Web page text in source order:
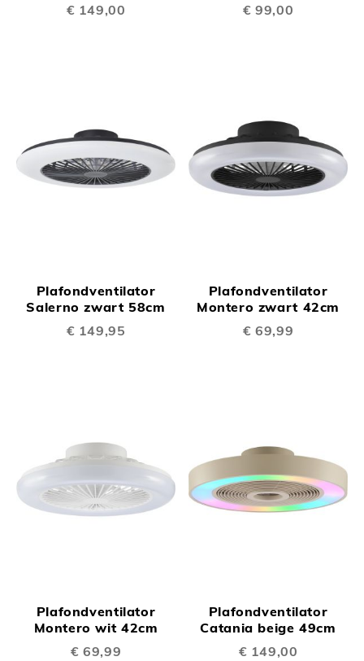
€ 149,00 € 99,00
Plafondventilator
Salerno zwart 58cm
€ 149,95
Plafondventilator
Montero zwart 42cm
€ 69,99
Plafondventilator
Montero wit 42cm
€ 69,99
Plafondventilator
Catania beige 49cm
€ 149,00